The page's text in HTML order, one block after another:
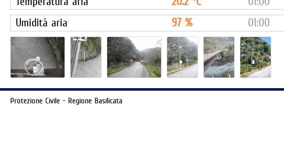
Umidità aria
97 % 01:00
Protezione Civile - Regione Basilicata